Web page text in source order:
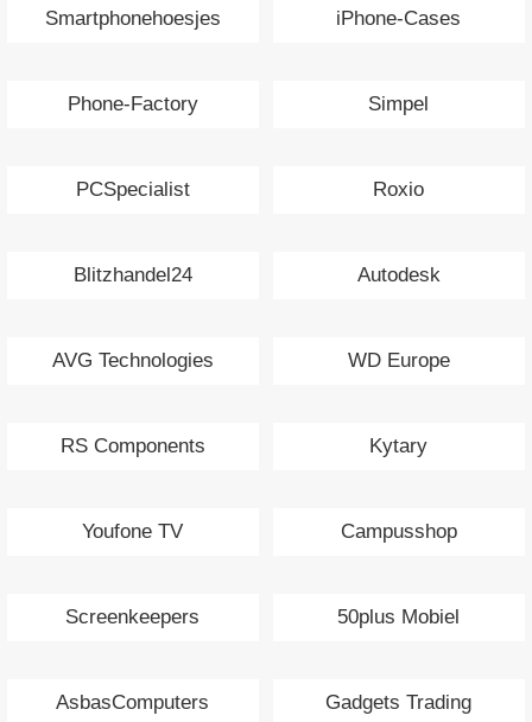
Smartphonehoesjes iPhone-Cases
Phone-Factory Simpel
PCSpecialist Roxio
Blitzhandel24 Autodesk
AVG Technologies WD Europe
RS Components Kytary
Youfone TV Campusshop
Screenkeepers 50plus Mobiel
AsbasComputers Gadgets Trading